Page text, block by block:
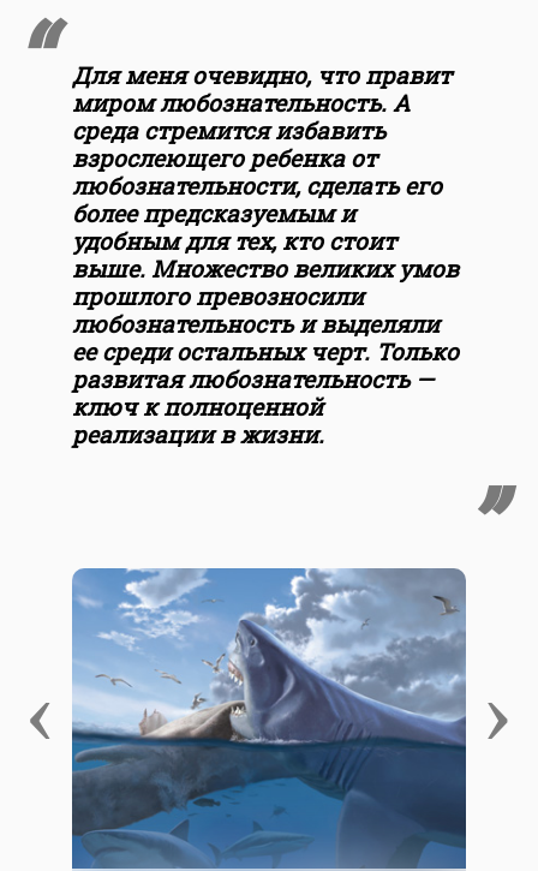
Для меня очевидно, что правит
миром любознательность. А
среда стремится избавить
взрослеющего ребенка от
любознательности, сделать его
более предсказуемым и
удобным для тех, кто стоит
выше. Множество великих умов
прошлого превозносили
любознательность и выделяли
ее среди остальных черт. Только
развитая любознательность —
ключ к полноценной
реализации в жизни.
‹ ›